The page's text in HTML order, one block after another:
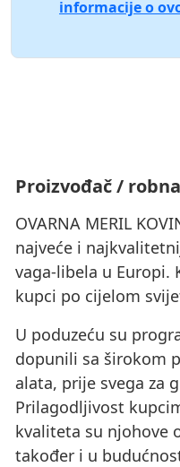
informacije o
Proizvođač /
OVARNA MERIL
najveće i
vaga-libela u
kupci po cijelom
U poduzeću su
dopunili sa širokom
alata, prije svega za
Prilagodljivost
kvaliteta su njohove
također i u